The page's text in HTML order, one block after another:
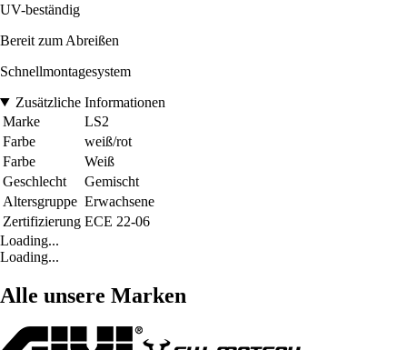
UV-beständig
Bereit zum Abreißen
Schnellmontagesystem
Zusätzliche Informationen
Marke
LS2
Farbe
weiß/rot
Farbe
Weiß
Geschlecht
Gemischt
Altersgruppe Erwachsene
Zertifizierung ECE 22-06
Loading...
Loading...
Alle unsere Marken